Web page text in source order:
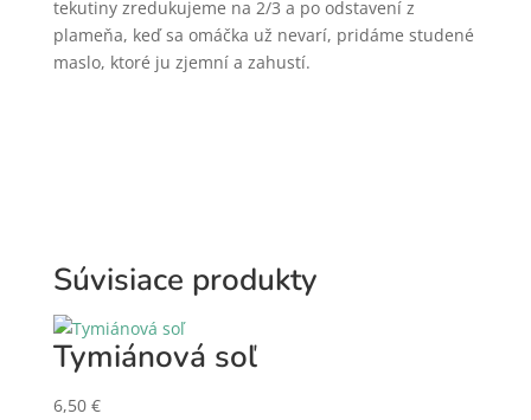
tekutiny zredukujeme na 2/3 a po odstavení z
plameňa, keď sa omáčka už nevarí, pridáme studené
maslo, ktoré ju zjemní a zahustí.
Súvisiace produkty
Tymiánová soľ
6,50 €